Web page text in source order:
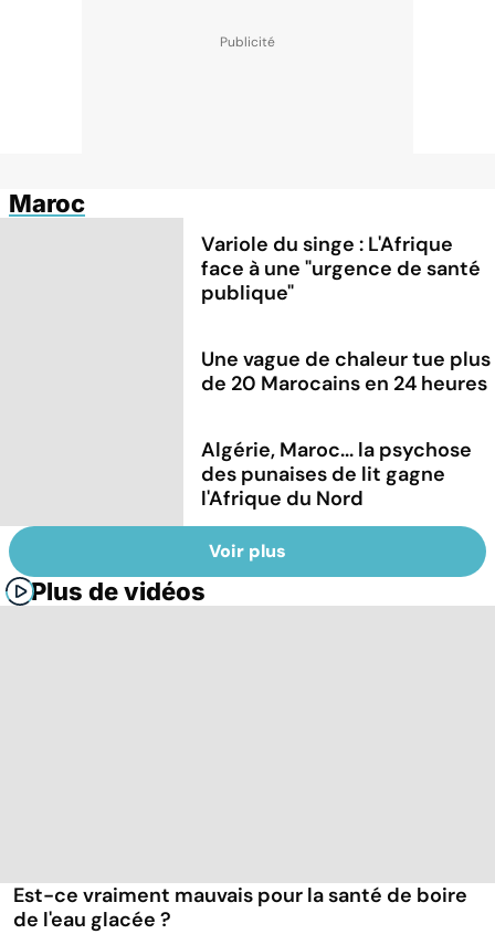
Maroc
Variole du singe : L'Afrique
face à une "urgence de santé
publique"
Une vague de chaleur tue plus
de 20 Marocains en 24 heures
Algérie, Maroc... la psychose
des punaises de lit gagne
l'Afrique du Nord
Voir plus
Plus de vidéos
Est-ce vraiment mauvais pour la santé de boire
de l'eau glacée ?